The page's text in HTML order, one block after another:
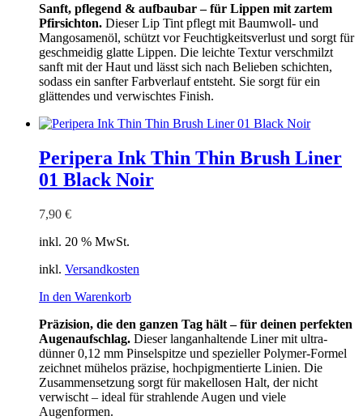
Sanft, pflegend & aufbaubar – für Lippen mit zartem
Pfirsichton. Dieser Lip Tint pflegt mit Baumwoll- und
Mangosamenöl, schützt vor Feuchtigkeitsverlust und sorgt für
geschmeidig glatte Lippen. Die leichte Textur verschmilzt
sanft mit der Haut und lässt sich nach Belieben schichten,
sodass ein sanfter Farbverlauf entsteht. Sie sorgt für ein
glättendes und verwischtes Finish.
Peripera Ink Thin Thin Brush Liner
01 Black Noir
7,90 €
inkl. 20 % MwSt.
inkl. Versandkosten
In den Warenkorb
Präzision, die den ganzen Tag hält – für deinen perfekten
Augenaufschlag. Dieser langanhaltende Liner mit ultra-
dünner 0,12 mm Pinselspitze und spezieller Polymer-Formel
zeichnet mühelos präzise, hochpigmentierte Linien. Die
Zusammensetzung sorgt für makellosen Halt, der nicht
verwischt – ideal für strahlende Augen und viele
Augenformen.